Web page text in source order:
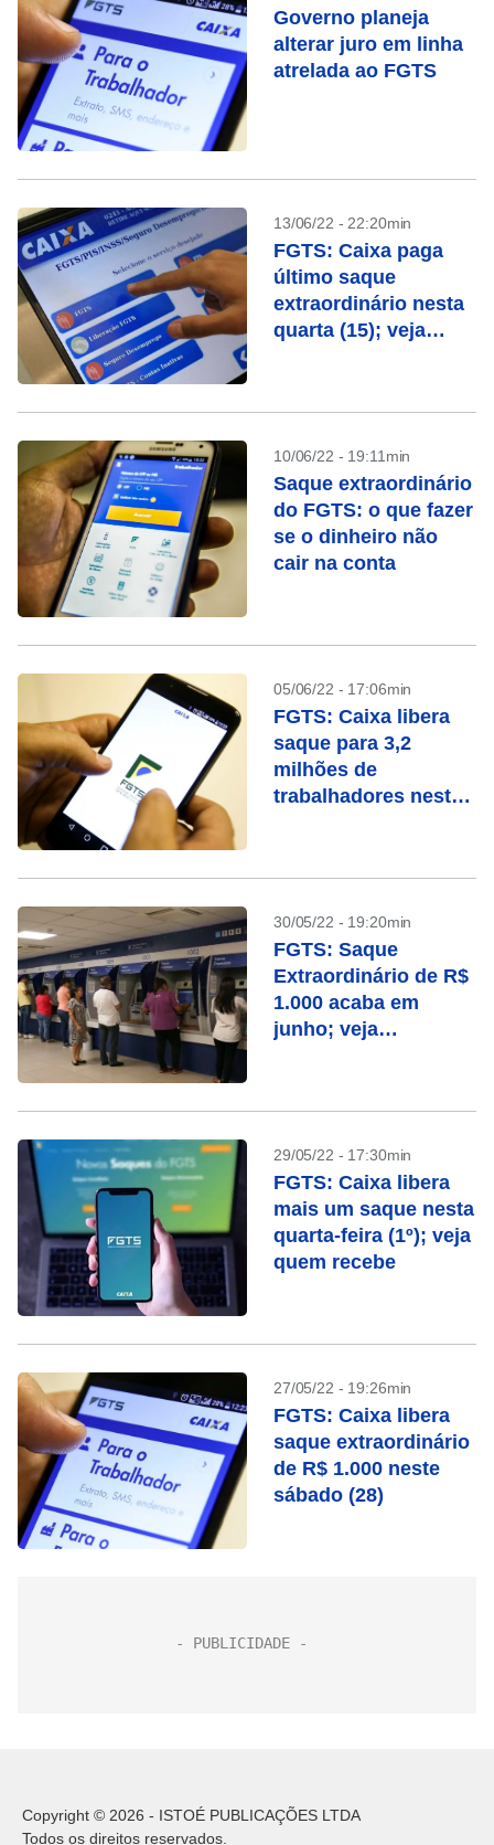
Governo planeja
alterar juro em linha
atrelada ao FGTS
13/06/22 - 22:20min
FGTS: Caixa paga
último saque
extraordinário nesta
quarta (15); veja
10/06/22 - 19:11min
Saque extraordinário
do FGTS: o que fazer
se o dinheiro não
cair na conta
05/06/22 - 17:06min
FGTS: Caixa libera
saque para 3,2
milhões de
trabalhadores nesta
30/05/22 - 19:20min
FGTS: Saque
Extraordinário de R$
1.000 acaba em
junho; veja
29/05/22 - 17:30min
FGTS: Caixa libera
mais um saque nesta
quarta-feira (1º); veja
quem recebe
27/05/22 - 19:26min
FGTS: Caixa libera
saque extraordinário
de R$ 1.000 neste
sábado (28)
Copyright © 2026 - ISTOÉ PUBLICAÇÕES LTDA
Todos os direitos reservados.